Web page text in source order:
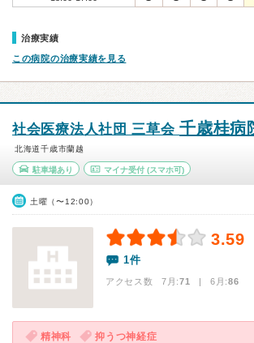
治療実績
この病院の治療実績を見る
社会医療法人社団 三草会千歳桂病
北海道千歳市蘭越
駐車場あり マイナ受付(スマホ可)
土曜（〜12:00）
3.59
1件
アクセス数 7月:71 | 6月:86
精神科
抑うつ神経症